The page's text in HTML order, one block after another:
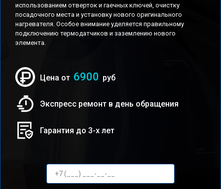
использованием отверток и гаечных ключей, очистку
посадочного места и установку нового оригинального
нагревателя. Особое внимание уделяется правильному
подключению термодатчиков и заземлению нового
элемента.
Цена от 6900 руб
Экспресс ремонт в день обращения
Гарантия до 3-х лет